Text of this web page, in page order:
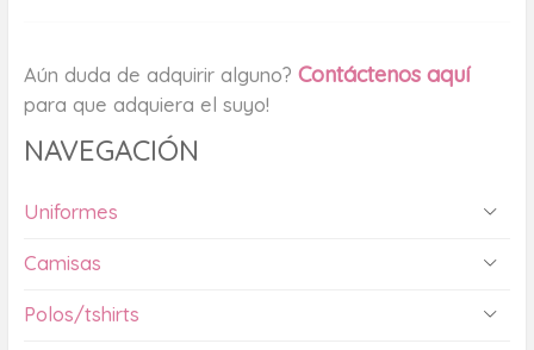
Aún duda de adquirir alguno? Contáctenos aquí
para que adquiera el suyo!
NAVEGACIÓN
Uniformes
Camisas
Polos/tshirts